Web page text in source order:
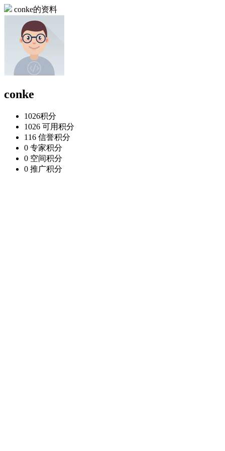
conke的资料
conke
1026积分
1026 可用积分
116 信誉积分
0 专家积分
0 空间积分
0 推广积分